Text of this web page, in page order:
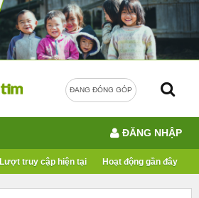
ĐANG ĐÓNG GÓP
Lượt truy cập hiện tại Hoạt động gần đây
ĐĂNG NHẬP